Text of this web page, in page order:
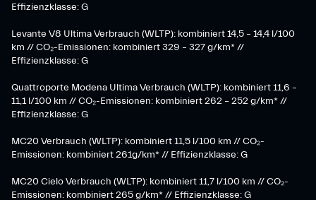
Effizienzklasse: G
Levante V8 Ultima Verbrauch (WLTP): kombiniert 14,5 – 14,4 l/100
km // CO₂-Emissionen: kombiniert 329 – 327 g/km* //
Effizienzklasse: G
Quattroporte Modena Ultima Verbrauch (WLTP): kombiniert 11,6 –
11,1 l/100 km // CO₂-Emissionen: kombiniert 262 – 252 g/km* //
Effizienzklasse: G
MC20 Verbrauch (WLTP): kombiniert 11,5 l/100 km // CO₂-
Emissionen: kombiniert 261g/km* // Effizienzklasse: G
MC20 Cielo Verbrauch (WLTP): kombiniert 11,7 l/100 km // CO₂-
Emissionen: kombiniert 265 g/km* // Effizienzklasse: G